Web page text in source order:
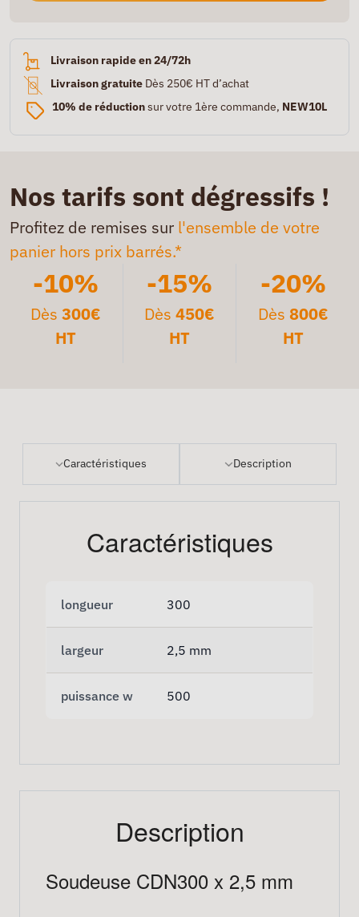
Livraison rapide en 24/72h
Livraison gratuite Dès 250€ HT d’achat
10% de réductionsur votre 1ère commande, NEW10L
Nos tarifs sont dégressifs !
Profitez de remises sur l'ensemble de votre
panier hors prix barrés.*
-10%
Dès300€
HT
-15%
Dès 450€
HT
-20%
Dès 800€
HT
Caractéristiques Description
Caractéristiques
longueur 300
largeur 2,5 mm
puissance w 500
Description
Soudeuse CDN300 x 2,5 mm